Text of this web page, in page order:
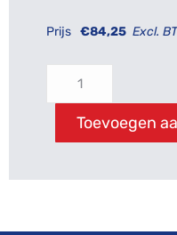
Prijs €84,25 Excl.
Toevoegen